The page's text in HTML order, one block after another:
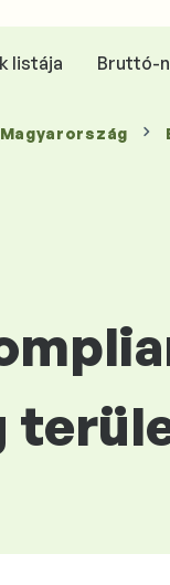
listája Bruttó-